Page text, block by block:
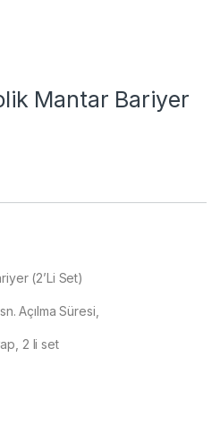
Mantar Bariyer
(2’Li Set)
Açılma Süresi,
2 li set